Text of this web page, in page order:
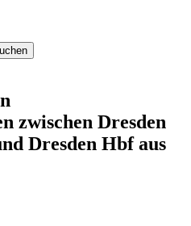
zwischen Dresden
Dresden Hbf aus